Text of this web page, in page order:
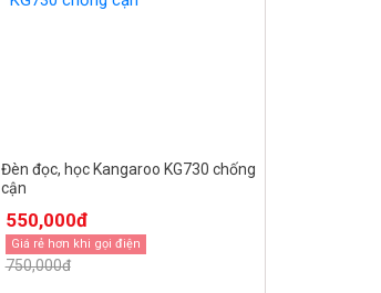
Đèn đọc, học Kangaroo KG730 chống
cận
550,000đ
Giá rẻ hơn khi gọi điện
750,000đ